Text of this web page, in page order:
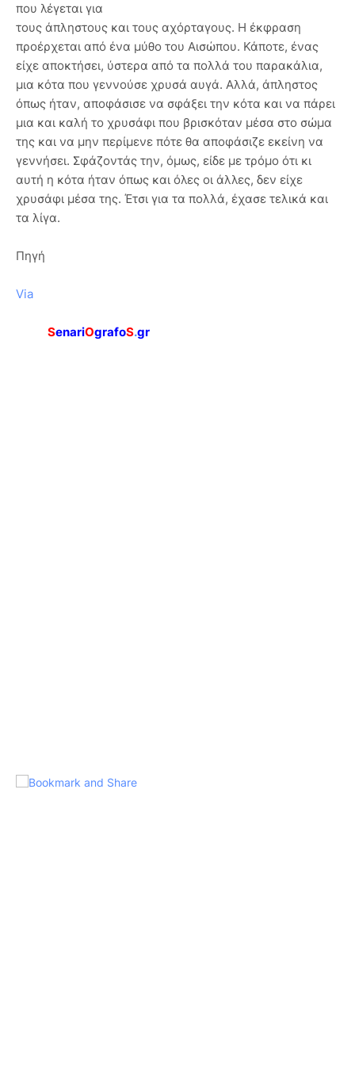
που λέγεται για
τους άπληστους και τους αχόρταγους. Η έκφραση
προέρχεται από ένα μύθο του Αισώπου. Κάποτε, ένας
είχε αποκτήσει, ύστερα από τα πολλά του παρακάλια,
μια κότα που γεννούσε χρυσά αυγά. Αλλά, άπληστος
όπως ήταν, αποφάσισε να σφάξει την κότα και να πάρει
μια και καλή το χρυσάφι που βρισκόταν μέσα στο σώμα
της και να μην περίμενε πότε θα αποφάσιζε εκείνη να
γεννήσει. Σφάζοντάς την, όμως, είδε με τρόμο ότι κι
αυτή η κότα ήταν όπως και όλες οι άλλες, δεν είχε
χρυσάφι μέσα της. Έτσι για τα πολλά, έχασε τελικά και
τα λίγα.
Πηγή
Via
SenariOgrafoS.gr